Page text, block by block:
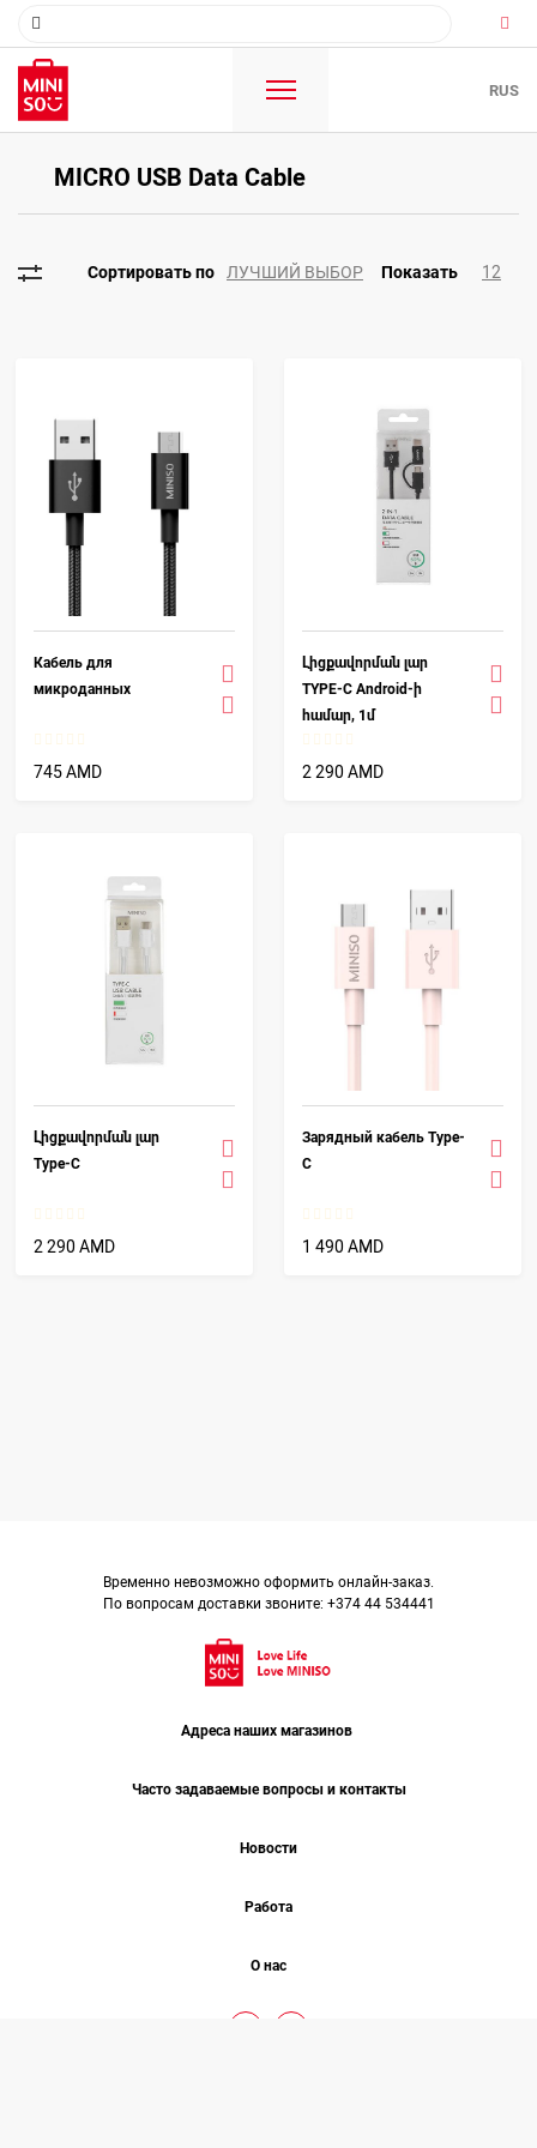
RUS
MICRO USB Data Cable
ЛУЧШИЙ ВЫБОР 12
Кабель для
микроданных
745 AMD
Լիցքավորման լար
TYPE-C Android-ի
համար, 1մ
2 290 AMD
Լիցքավորման լար
Type-C
2 290 AMD
Зарядный кабель Type-
C
1 490 AMD
Временно невозможно оформить онлайн-заказ.
По вопросам доставки звоните: +374 44 534441
Адреса наших магазинов
Часто задаваемые вопросы и контакты
Новости
Работа
О нас